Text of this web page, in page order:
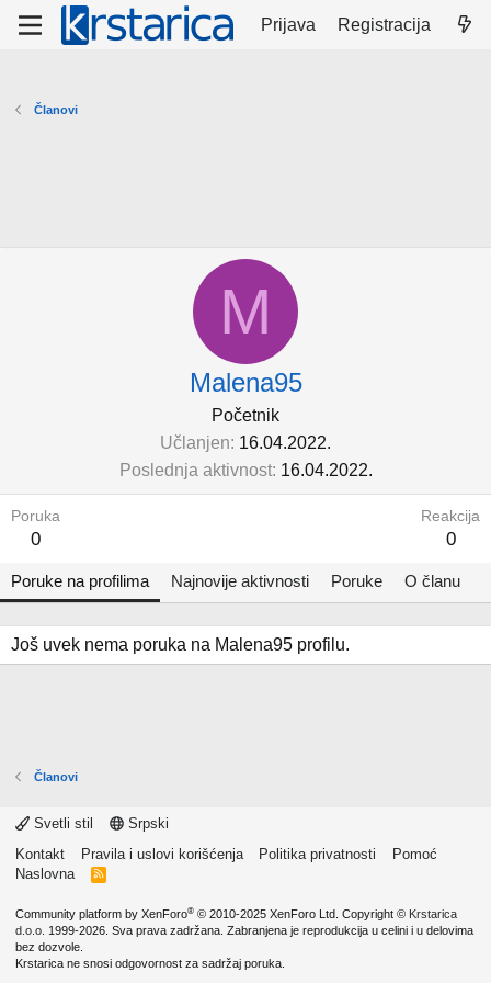
Prijava Registracija
Članovi
M
Malena95
Početnik
Učlanjen 16.04.2022.
Poslednja aktivnost 16.04.2022.
Poruka
0
Reakcija
0
Poruke na profilima Najnovije aktivnosti Poruke O članu
Još uvek nema poruka na Malena95 profilu.
Članovi
Svetli stil
Srpski
Kontakt
Pravila i uslovi korišćenja Politika privatnosti
Pomoć
Naslovna
R
Community platform by XenForo® © 2010-2025 XenForo Ltd. Copyright © Krstarica
d.o.o. 1999-2026. Sva prava zadržana. Zabranjena je reprodukcija u celini i u delovima
bez dozvole.
Krstarica ne snosi odgovornost za sadržaj poruka.